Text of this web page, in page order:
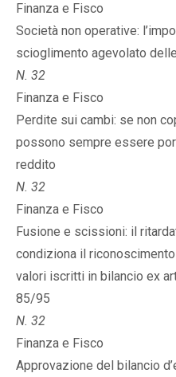
Finanza e Fisco
Società non operative:
scioglimento agevolato
N. 32
Finanza e Fisco
Perdite sui cambi: se non
possono sempre essere
reddito
N. 32
Finanza e Fisco
Fusione e scissioni: il
condiziona il
valori iscritti in bilancio ex
85/95
N. 32
Finanza e Fisco
Approvazione del bilancio